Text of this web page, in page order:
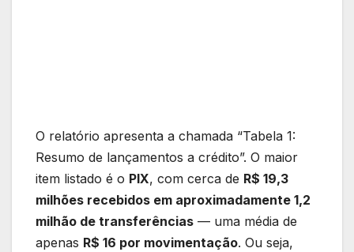
O relatório apresenta a chamada “Tabela 1:
Resumo de lançamentos a crédito”. O maior
item listado é o PIX, com cerca de R$ 19,3
milhões recebidos em aproximadamente 1,2
milhão de transferências — uma média de
apenas R$ 16 por movimentação. Ou seja,